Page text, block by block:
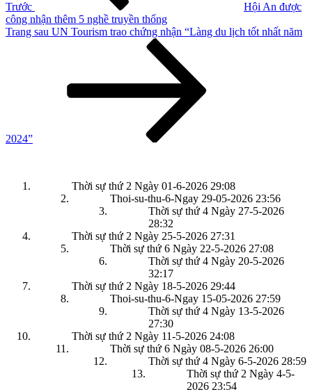
Trước
Hội An được
công nhận thêm 5 nghề truyền thống
Bài
Trang sau UN Tourism trao chứng nhận “Làng du lịch tốt nhất năm
2024”
Thời sự thứ 2 Ngày 01-6-2026 29:08
Thoi-su-thu-6-Ngay 29-05-2026 23:56
Thời sự thứ 4 Ngày 27-5-2026
28:32
Thời sự thứ 2 Ngày 25-5-2026 27:31
Thời sự thứ 6 Ngày 22-5-2026 27:08
Thời sự thứ 4 Ngày 20-5-2026
32:17
Thời sự thứ 2 Ngày 18-5-2026 29:44
Thoi-su-thu-6-Ngay 15-05-2026 27:59
Thời sự thứ 4 Ngày 13-5-2026
27:30
Thời sự thứ 2 Ngày 11-5-2026 24:08
Thời sự thứ 6 Ngày 08-5-2026 26:00
Thời sự thứ 4 Ngày 6-5-2026 28:59
Thời sự thứ 2 Ngày 4-5-
2026 23:54